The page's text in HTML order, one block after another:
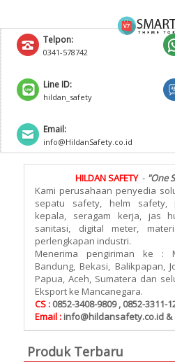
Telpon:
0341-578742
Line ID:
hildan_safety
Email:
info@HildanSafety.co.id
HILDAN SAFETY- "One
Kami perusahaan penyedia
sepatu safety, helm safety,
kepala, seragam kerja, jas
sanitasi, digital meter,
perlengkapan industri.
Menerima pengiriman ke :
Bandung, Bekasi, Balikpapan,
Papua, Aceh, Sumatera dan
Eksport ke Mancanegara.
CS : 0852-3408-9809 , 0852-3311-
Email : info@hildansafety.co.id
Produk Terbaru